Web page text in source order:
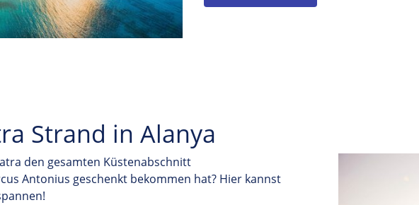
Strand in Alanya
den gesamten Küstenabschnitt
Antonius geschenkt bekommen hat? Hier kannst